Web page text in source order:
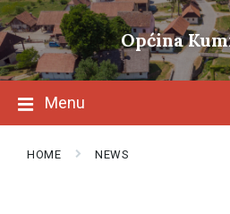
Skip
to
content
Skip
to
main
navigation
Skip
to
footer
Općina
Menu
HOME NEWS